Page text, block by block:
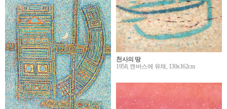
천사의 땅
1958, 캔버스에 유채, 130x162cm